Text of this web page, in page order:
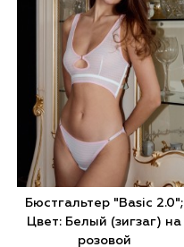
Бюстгальтер "Basic 2.0";
Цвет: Белый (зигзаг) на
розовой